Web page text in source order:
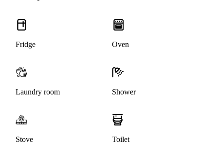
Fridge Oven
Laundry room Shower
Stove Toilet